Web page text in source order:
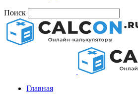
Поиск
Главная